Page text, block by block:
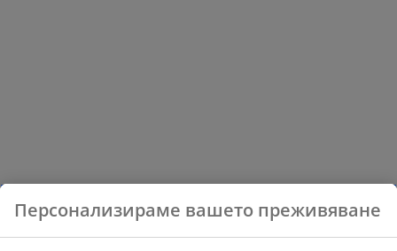
Персонализираме вашето преживяване